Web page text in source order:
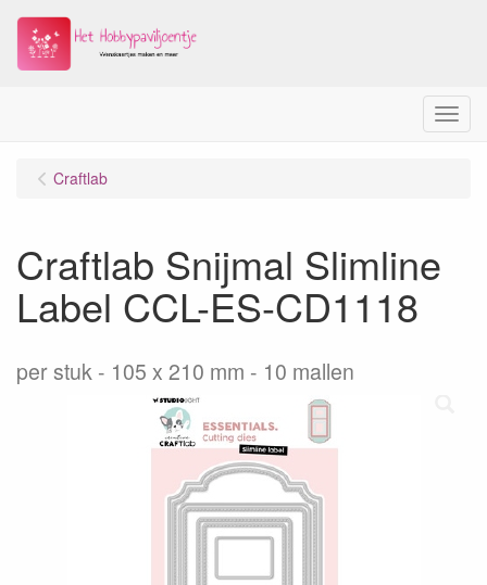
Menu
Craftlab
Craftlab Snijmal Slimline
Label CCL-ES-CD1118
per stuk 105 x 210 mm - 10 mallen